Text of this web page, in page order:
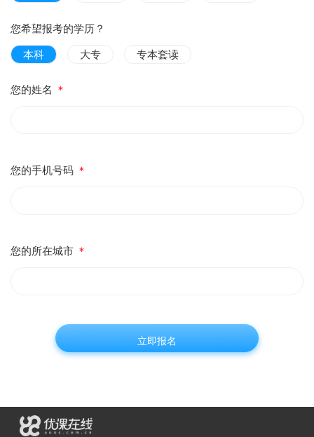
您希望报考的学历？
本科 大专 专本套读
您的姓名 ＊
您的手机号码 ＊
您的所在城市 ＊